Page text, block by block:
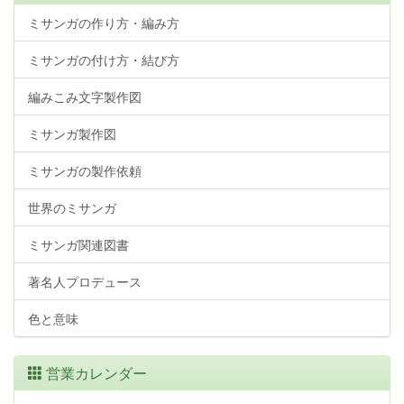
ミサンガの作り方・編み方
ミサンガの付け方・結び方
編みこみ文字製作図
ミサンガ製作図
ミサンガの製作依頼
世界のミサンガ
ミサンガ関連図書
著名人プロデュース
色と意味
営業カレンダー